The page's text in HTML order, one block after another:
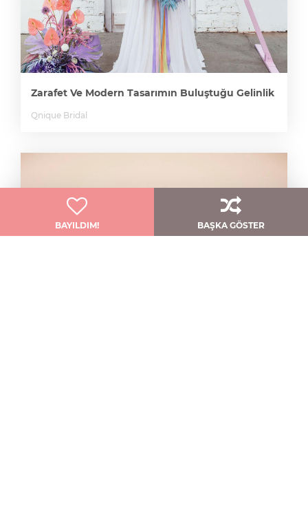
BAYILDIM! BAŞKA GÖSTER
Zarafet Ve Modern Tasarımın Buluştuğu Gelinlik
Qnique Bridal